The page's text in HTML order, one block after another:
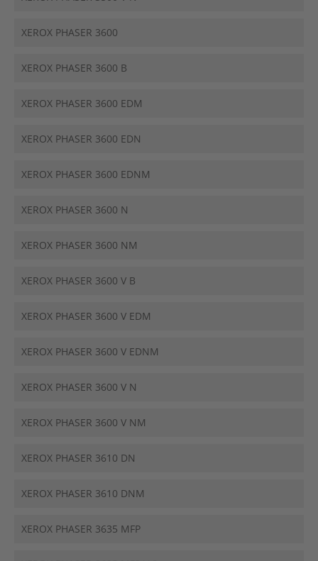
XEROX PHASER 3600
XEROX PHASER 3600 B
XEROX PHASER 3600 EDM
XEROX PHASER 3600 EDN
XEROX PHASER 3600 EDNM
XEROX PHASER 3600 N
XEROX PHASER 3600 NM
XEROX PHASER 3600 V B
XEROX PHASER 3600 V EDM
XEROX PHASER 3600 V EDNM
XEROX PHASER 3600 V N
XEROX PHASER 3600 V NM
XEROX PHASER 3610 DN
XEROX PHASER 3610 DNM
XEROX PHASER 3635 MFP